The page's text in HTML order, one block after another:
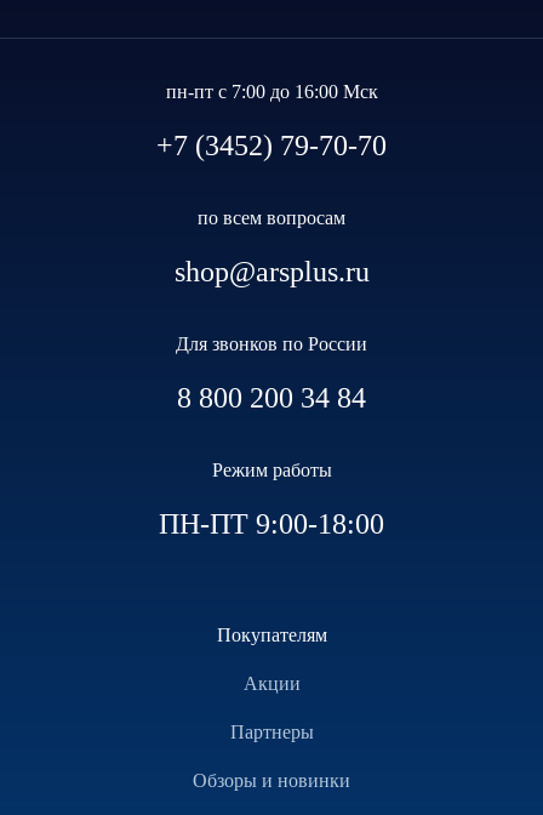
пн-пт с 7:00 до 16:00 Мск
+7 (3452) 79-70-70
по всем вопросам
shop@arsplus.ru
Для звонков по России
8 800 200 34 84
Режим работы
ПН-ПТ 9:00-18:00
Покупателям
Акции
Партнеры
Обзоры и новинки